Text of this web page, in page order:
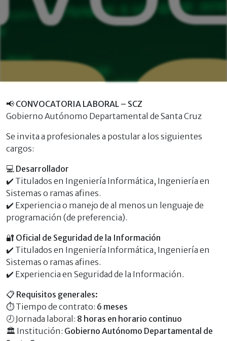
📢 CONVOCATORIA LABORAL – SCZ
Gobierno Autónomo Departamental de Santa Cruz
Se invita a profesionales a postular a los siguientes
cargos:
💻 Desarrollador
✔️ Titulados en Ingeniería Informática, Ingeniería en
Sistemas o ramas afines.
✔️ Experiencia o manejo de al menos un lenguaje de
programación (de preferencia).
🔐 Oficial de Seguridad de la Información
✔️ Titulados en Ingeniería Informática, Ingeniería en
Sistemas o ramas afines.
✔️ Experiencia en Seguridad de la Información.
📋 Requisitos generales:
⏱️ Tiempo de contrato: 6 meses
🕗 Jornada laboral: 8 horas en horario continuo
🏛️ Institución: Gobierno Autónomo Departamental de